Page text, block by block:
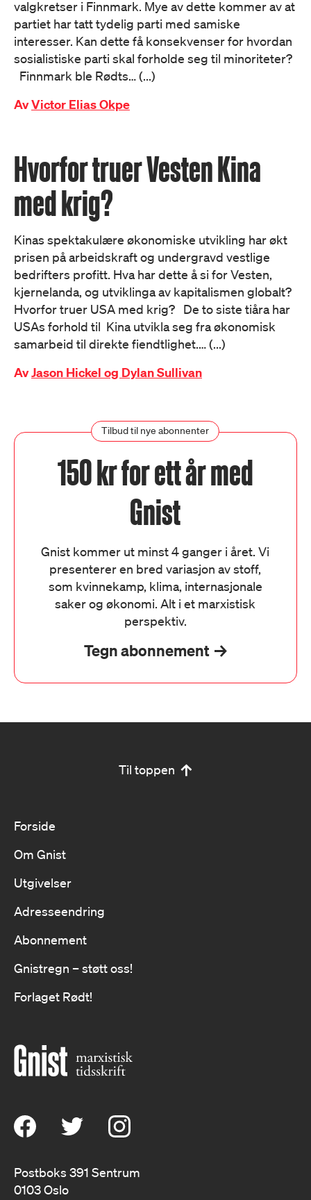
valgkretser i Finnmark. Mye av dette kommer av at
partiet har tatt tydelig parti med samiske
interesser. Kan dette få konsekvenser for hvordan
sosialistiske parti skal forholde seg til minoriteter?
Finnmark ble Rødts… (...)
AvVictor Elias Okpe
Hvorfor truer Vesten Kina
med krig?
Kinas spektakulære økonomiske utvikling har økt
prisen på arbeidskraft og undergravd vestlige
bedrifters profitt. Hva har dette å si for Vesten,
kjernelanda, og utviklinga av kapitalismen globalt?
Hvorfor truer USA med krig? De to siste tiåra har
USAs forhold til Kina utvikla seg fra økonomisk
samarbeid til direkte fiendtlighet.… (...)
AvJason Hickel og Dylan Sullivan
Tilbud til nye abonnenter
150 kr for ett år med
Gnist
Gnist kommer ut minst 4 ganger i året. Vi
presenterer en bred variasjon av stoff,
som kvinnekamp, klima, internasjonale
saker og økonomi. Alt i et marxistisk
perspektiv.
Tegn abonnement
Til toppen
Forside
Om Gnist
Utgivelser
Adresseendring
Abonnement
Gnistregn – støtt oss!
Forlaget Rødt!
Postboks 391 Sentrum
0103 Oslo